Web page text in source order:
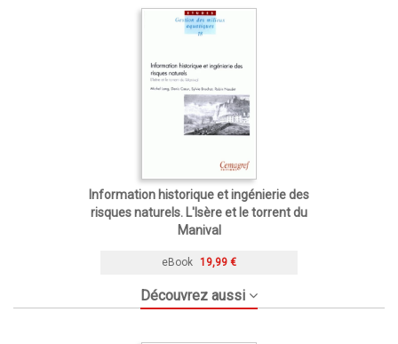
Information historique et ingénierie des
risques naturels. L'Isère et le torrent du
Manival
eBook 19,99 €
Découvrez aussi